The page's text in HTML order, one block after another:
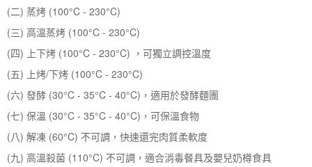
(二) 蒸烤 (100°C - 230°C)
(三) 高溫蒸烤 (100°C - 230°C)
(四) 上下烤 (100°C - 230°C) ，可獨立調控溫度
(五) 上烤/下烤 (100°C - 230°C)
(六) 發酵 (30°C - 35°C - 40°C)，適用於發酵麵團
(七) 保溫 (30°C - 35°C - 40°C)，可保溫食物
(八) 解凍 (60°C) 不可調，快速還完肉質柔軟度
(九) 高溫殺菌 (110°C) 不可調，適合消毒餐具及嬰兒奶樽食具